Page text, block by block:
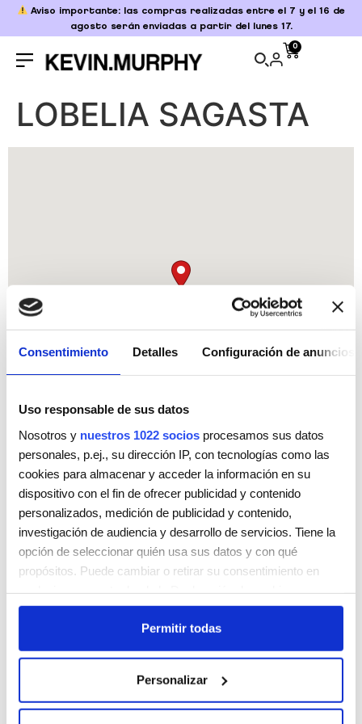
Consentimiento Detalles Configuración de anuncios
Uso responsable de sus datos
Nosotros y nuestros 1022 socios procesamos sus datos
personales, p.ej., su dirección IP, con tecnologías como las
cookies para almacenar y acceder la información en su
dispositivo con el fin de ofrecer publicidad y contenido
personalizados, medición de publicidad y contenido,
investigación de audiencia y desarrollo de servicios. Tiene la
opción de seleccionar quién usa sus datos y con qué
propósitos. Puede cambiar o retirar su consentimiento en
clicando en el Menú de consentimiento.
Si lo permite, también quisiéramos:
que puede tener una precisión de varios metros
Identificar su dispositivo analizándolo activamente
Permitir todas
Personalizar
Aviso importante: las compras realizadas entre el 7 y el 16 de
agosto serán enviadas a partir del lunes 17.
0
LOBELIA SAGASTA
LOBELIA SAGASTA
SAGASTA 12 BJO. 3
MADRID28004
España
Teléfono: 690223059
Lunes
Cerrada
Martes
10:00 - 20:00
10:00 - 20:00
Viernes
10:00 - 20:00
09:00 - 20:00